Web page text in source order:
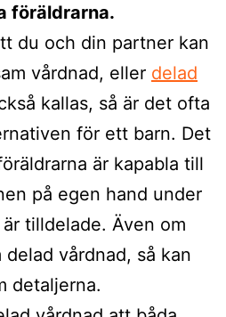
föräldrarna.
du och din partner kan
vårdnad, eller delad
kallas, så är det ofta
för ett barn. Det
är kapabla till
på egen hand under
tilldelade. Även om
vårdnad, så kan
detaljerna.